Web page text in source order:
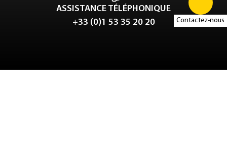
Contactez-nous
ASSISTANCE TÉLÉPHONIQUE
+33 (0)1 53 35 20 20